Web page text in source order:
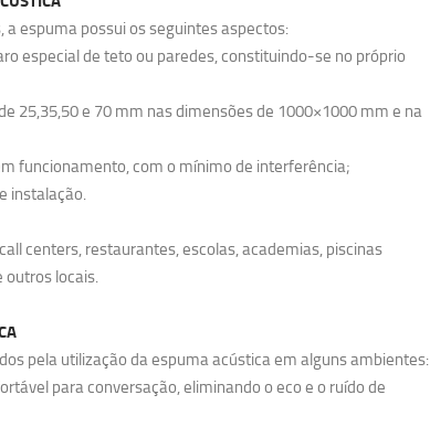
espuma possui os seguintes aspectos:
especial de teto ou paredes, constituindo-se no próprio
25,35,50 e 70 mm nas dimensões de 1000×1000 mm e na
funcionamento, com o mínimo de interferência;
instalação.
centers, restaurantes, escolas, academias, piscinas
outros locais.
pela utilização da espuma acústica em alguns ambientes:
para conversação, eliminando o eco e o ruído de